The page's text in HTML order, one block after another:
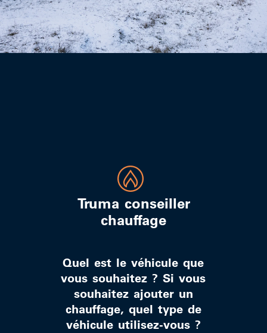
Truma conseiller
chauffage
Quel est le véhicule que
vous souhaitez ? Si vous
souhaitez ajouter un
chauffage, quel type de
véhicule utilisez-vous ?